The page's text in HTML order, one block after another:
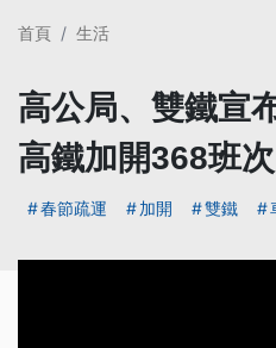
首頁 生活
高公局、雙鐵宣
高鐵加開368班次
春節疏運 加開 雙鐵